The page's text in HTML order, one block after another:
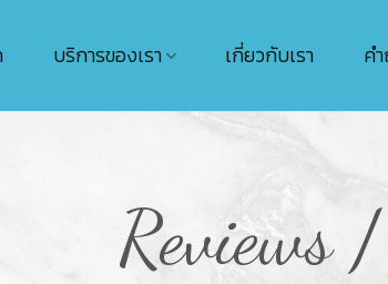
บริการของเรา เกี่ยวกับเรา ค
Reviews